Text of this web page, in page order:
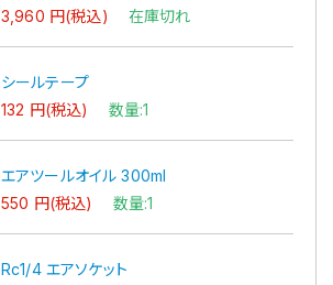
3,960 円(税込) 在庫切れ
シールテープ
132 円(税込) 数量:1
エアツールオイル 300ml
550 円(税込) 数量:1
Rc1/4 エアソケット